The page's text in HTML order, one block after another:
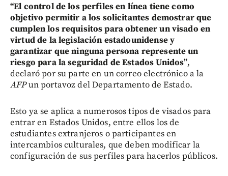
“El control de los perfiles en línea tiene como
objetivo permitir a los solicitantes demostrar que
cumplen los requisitos para obtener un visado en
virtud de la legislación estadounidense y
garantizar que ninguna persona represente un
riesgo para la seguridad de Estados Unidos”,
declaró por su parte en un correo electrónico a la
AFPun portavoz del Departamento de Estado.
Esto ya se aplica a numerosos tipos de visados para
entrar en Estados Unidos, entre ellos los de
estudiantes extranjeros o participantes en
intercambios culturales, que deben modificar la
configuración de sus perfiles para hacerlos públicos.